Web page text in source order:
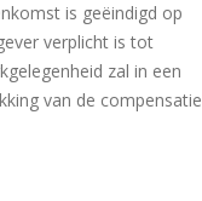
is geëindigd op
verplicht is tot
zal in een
van de compensatie